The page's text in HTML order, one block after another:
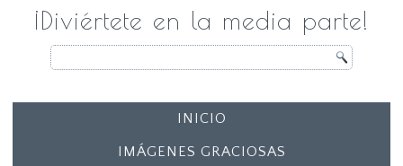
¡Diviértete en la media parte!
INICIO
IMÁGENES GRACIOSAS